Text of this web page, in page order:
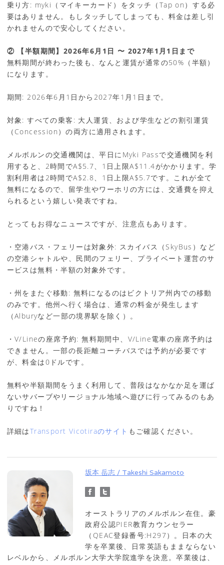
乗り方: myki（マイキーカード）をタッチ（Tap on）する必
要はありません。もしタッチしてしまっても、料金は差し引
かれませんので安心してください。
② 【半額期間】2026年6月1日 〜 2027年1月1日まで
無料期間が終わった後も、なんと運賃が通常の50%（半額）
になります。
期間: 2026年6月1日から2027年1月1日まで。
対象: すべての乗客: 大人運賃、および学生などの割引運賃
（Concession）の両方に適用されます。
メルボルンの交通機関は、平日にMyki Passで交通機関を利
用すると、2時間でA$5.7、1日上限A$11.4がかかります。学
割利用者は2時間でA$2.8、1日上限A$5.7です。これが全て
無料になるので、留学生やワーホリの方には、交通費を抑え
られるという嬉しい発表ですね。
とってもお得なニュースですが、注意点もあります。
・空港バス・フェリーは対象外: スカイバス（SkyBus）など
の空港シャトルや、民間のフェリー、プライベート運営のサ
ービスは無料・半額の対象外です。
・州をまたぐ移動: 無料になるのはビクトリア州内での移動
のみです。他州へ行く場合は、通常の料金が発生します
（Alburyなど一部の境界駅を除く）。
・V/Lineの座席予約: 無料期間中、V/Line電車の座席予約は
できません。一部の長距離コーチバスでは予約が必要です
が、料金は0ドルです。
無料や半額期間をうまく利用して、普段はなかなか足を運ば
ないサバーブやリージョナル地域へ遊びに行ってみるのもあ
りですね！
詳細はTransport Vicotiraのサイト もご確認ください。
坂本 岳志 / Takeshi Sakamoto
オーストラリアのメルボルン在住。豪
政府公認PIER教育カウンセラー
（QEAC登録番号:H297）。日本の大
学を卒業後、日常英語もままならない
レベルから、メルボルン大学大学院進学を決意。卒業後は、